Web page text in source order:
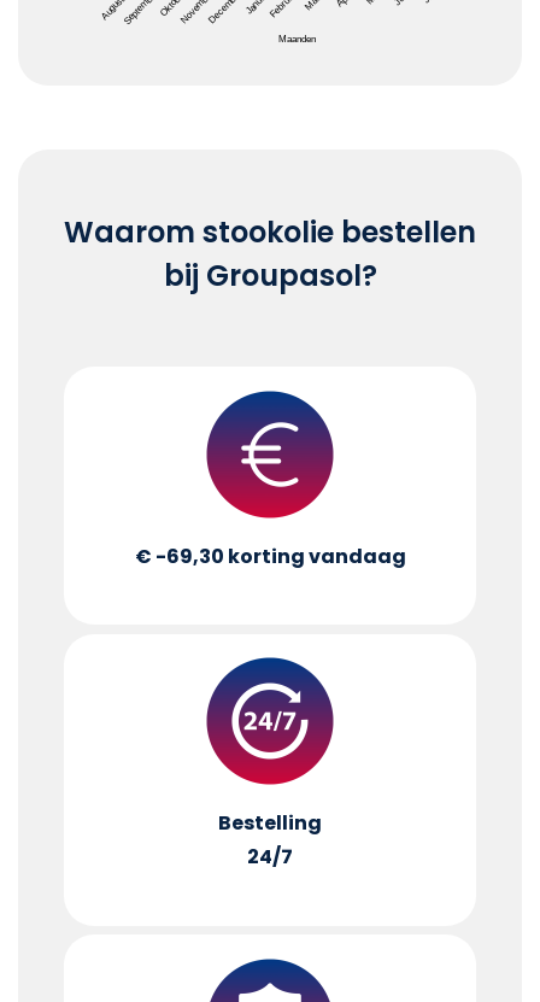
Maanden
Waarom stookolie bestellen
bij Groupasol?
€ -69,30 korting vandaag
Bestelling
24/7